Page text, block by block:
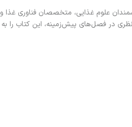
علوم غذایی، متخصصان فناوری غذا و
در فصل‌های پیش‌زمینه، این کتاب را به